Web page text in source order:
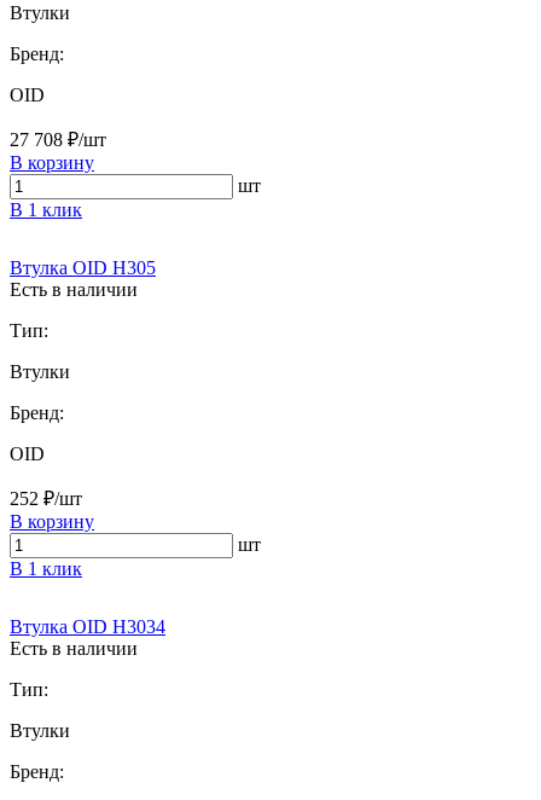
Втулки
Бренд:
OID
27 708 ₽/шт
В корзину
шт
В 1 клик
Втулка OID H305
Есть в наличии
Тип:
Втулки
Бренд:
OID
252 ₽/шт
В корзину
шт
В 1 клик
Втулка OID H3034
Есть в наличии
Тип:
Втулки
Бренд: